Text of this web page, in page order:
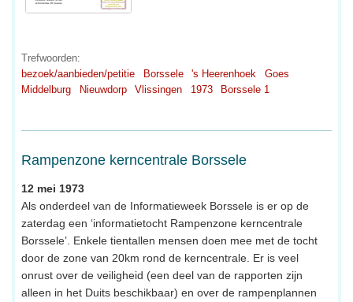
Trefwoorden:
bezoek/aanbieden/petitie
Borssele 's Heerenhoek
Goes
Middelburg
Nieuwdorp Vlissingen 1973 Borssele 1
Rampenzone kerncentrale Borssele
12 mei 1973
Als onderdeel van de Informatieweek Borssele is er op de
zaterdag een ‘informatietocht Rampenzone kerncentrale
Borssele’. Enkele tientallen mensen doen mee met de tocht
door de zone van 20km rond de kerncentrale. Er is veel
onrust over de veiligheid (een deel van de rapporten zijn
alleen in het Duits beschikbaar) en over de rampenplannen